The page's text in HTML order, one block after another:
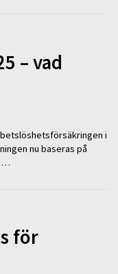
– vad
i
nu baseras på
…
för